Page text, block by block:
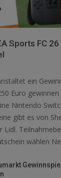
Sports FC
ein
Euro gewinnen
Nintendo
gibt es von
Lidl.
wählen